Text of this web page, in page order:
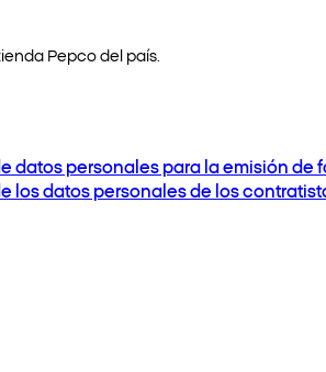
Pepco del país.
datos personales para la emisión de
los datos personales de los